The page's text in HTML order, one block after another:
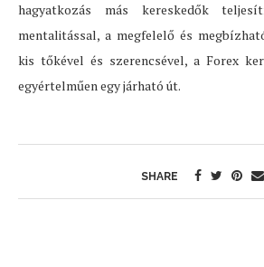
hagyatkozás más kereskedők
mentalitással, a megfelelő és
kis tőkével és szerencsével, a Forex
egyértelműen egy járható út.
SHARE